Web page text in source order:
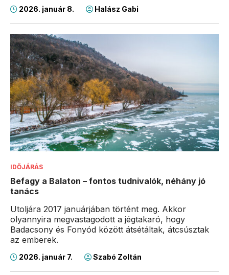
2026. január 8. Halász Gabi
IDŐJÁRÁS
Befagy a Balaton – fontos tudnivalók, néhány jó
tanács
Utoljára 2017 januárjában történt meg. Akkor
olyannyira megvastagodott a jégtakaró, hogy
Badacsony és Fonyód között átsétáltak, átcsúsztak
az emberek.
2026. január 7. Szabó Zoltán